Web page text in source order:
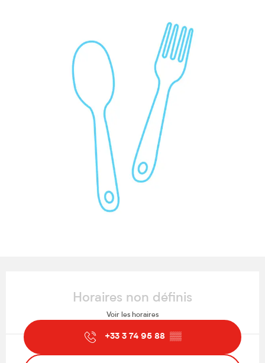
Horaires non définis
Voir les horaires
+33 3 74 95 88 ▒▒